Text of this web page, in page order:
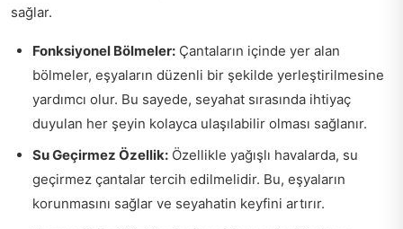
sağlar.
Fonksiyonel Bölmeler: Çantaların içinde yer alan
bölmeler, eşyaların düzenli bir şekilde yerleştirilmesine
yardımcı olur. Bu sayede, seyahat sırasında ihtiyaç
duyulan her şeyin kolayca ulaşılabilir olması sağlanır.
Su Geçirmez Özellik: Özellikle yağışlı havalarda, su
geçirmez çantalar tercih edilmelidir. Bu, eşyaların
korunmasını sağlar ve seyahatin keyfini artırır.